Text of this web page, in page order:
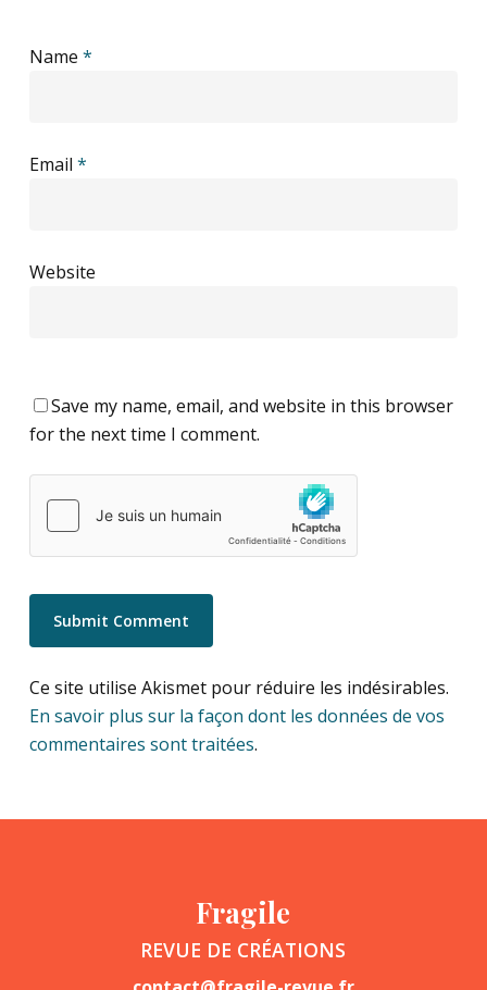
Name *
Email *
Website
Save my name, email, and website in this browser
for the next time I comment.
Ce site utilise Akismet pour réduire les indésirables.
En savoir plus sur la façon dont les données de vos
commentaires sont traitées.
Fragile
REVUE DE CRÉATIONS